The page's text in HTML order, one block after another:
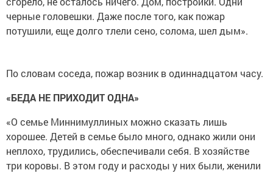
черные головешки. Даже после того, как пожар
потушили, еще долго тлели сено, солома, шел дым».
По словам соседа, пожар возник в одиннадцатом часу.
«БЕДА НЕ ПРИХОДИТ ОДНА»
«О семье Миннимуллиных можно сказать лишь
хорошее. Детей в семье было много, однако жили они
неплохо, трудились, обеспечивали себя. В хозяйстве
три коровы. В этом году и расходы у них были, женили